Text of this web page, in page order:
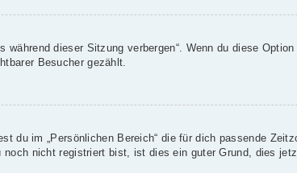
dieser Sitzung verbergen“. Wenn du diese
Besucher gezählt.
im „Persönlichen Bereich“ die für dich passende
nicht registriert bist, ist dies ein guter Grund, dies